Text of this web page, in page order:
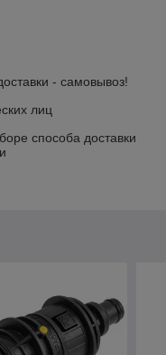
- самовывоз!
лиц
способа доставки